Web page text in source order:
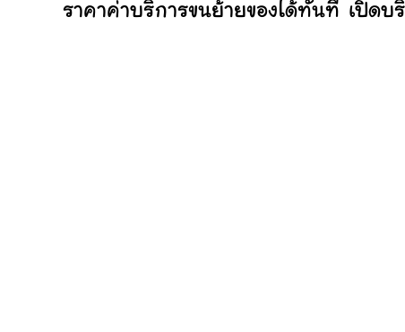
ราคาค่าบริการขนย้ายของได้ทันที เปิด